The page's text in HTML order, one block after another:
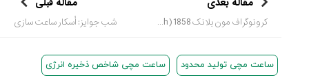
کرونوگراف مون بلانک 1858 (Montblanc 1858 split second chronograph) شب جوایز: اُسکار ساعت سازی
ساعت مچی تولید محدود ساعت مچی شاخص ذخیره انرژی